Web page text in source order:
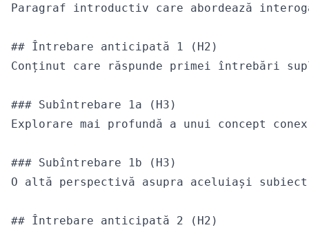
Paragraf introductiv care abordează
## Întrebare anticipată 1 (H2)
Conținut care răspunde primei întrebări
### Subîntrebare 1a (H3)
Explorare mai profundă a unui concept conex
### Subîntrebare 1b (H3)
O altă perspectivă asupra aceluiași subiect
## Întrebare anticipată 2 (H2)